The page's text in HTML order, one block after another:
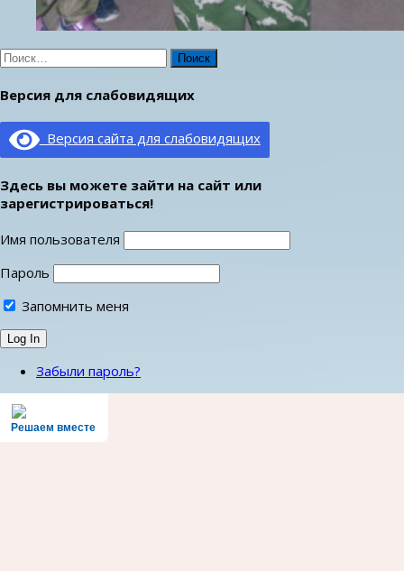
Найти:
Версия для слабовидящих
Версия сайта для слабовидящих
Здесь вы можете зайти на сайт или
зарегистрироваться!
Имя пользователя
Пароль
Запомнить меня
Забыли пароль?
Решаем вместе